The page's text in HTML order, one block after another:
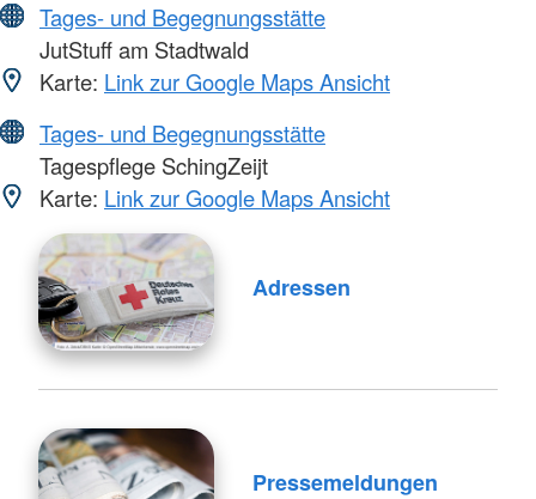
Tages- und Begegnungsstätte
JutStuff am Stadtwald
Karte: Link zur Google Maps Ansicht
Tages- und Begegnungsstätte
Tagespflege SchingZeijt
Karte: Link zur Google Maps Ansicht
Adressen
Pressemeldungen